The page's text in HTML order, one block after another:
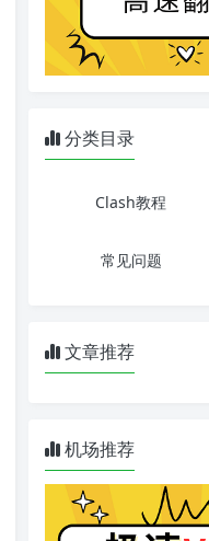
分类目录
Clash教程
常见问题
文章推荐
机场推荐